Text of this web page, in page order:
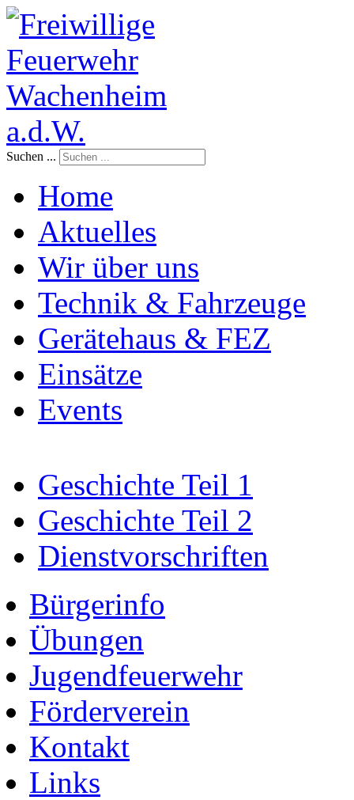
Suchen ...
Home
Aktuelles
Wir über uns
Technik & Fahrzeuge
Gerätehaus & FEZ
Einsätze
Events
Geschichte Teil 1
Geschichte Teil 2
Dienstvorschriften
Bürgerinfo
Übungen
Jugendfeuerwehr
Förderverein
Kontakt
Links